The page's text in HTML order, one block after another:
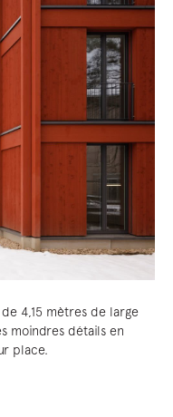
4,15 mètres de large
moindres détails en
place.